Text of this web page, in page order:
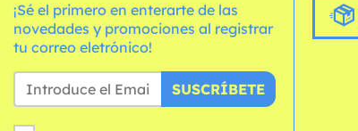
¡Sé el primero en enterarte de las
novedades y promociones al registrar
tu correo eletrónico!
SUSCRÍBETE